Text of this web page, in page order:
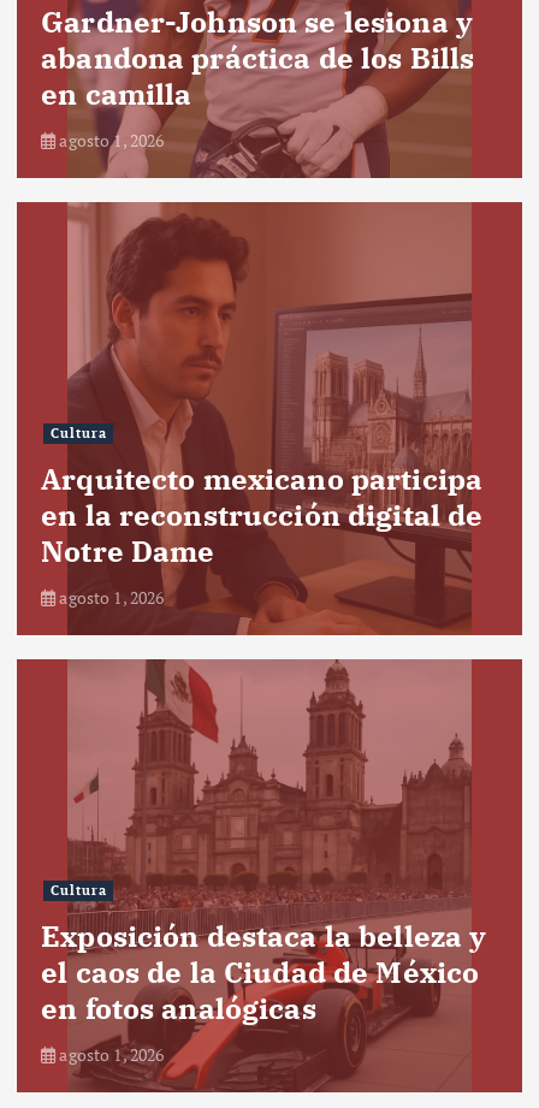
Gardner-Johnson se lesiona y
abandona práctica de los Bills
en camilla
agosto 1, 2026
Cultura
Arquitecto mexicano participa
en la reconstrucción digital de
Notre Dame
agosto 1, 2026
Cultura
Exposición destaca la belleza y
el caos de la Ciudad de México
en fotos analógicas
agosto 1, 2026